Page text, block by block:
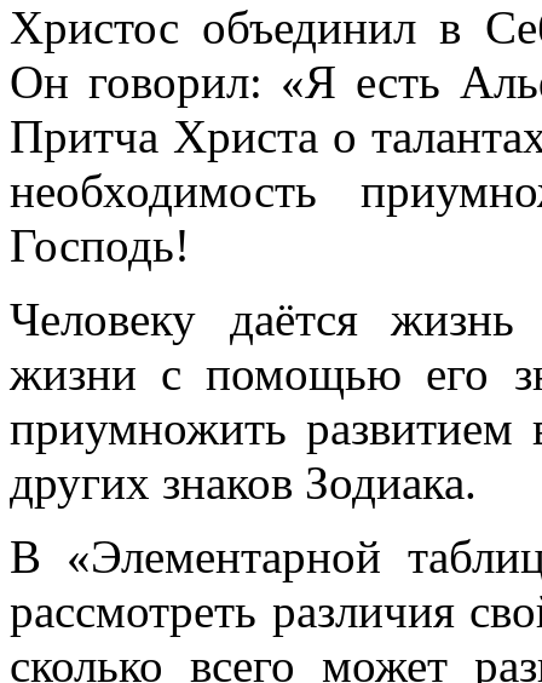
Христос объединил в
Он говорил: «Я есть
Притча Христа о
необходимость
Господь!
Человеку даётся
жизни с помощью его
приумножить развитием
других знаков Зодиака.
В «Элементарной
рассмотреть различия
сколько всего может